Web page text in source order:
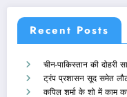
Recent Posts
चीन-पाकिस्तान की
ट्रंप प्रशासन सूद समेत
कपिल शर्मा के शो में काम